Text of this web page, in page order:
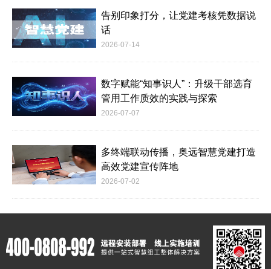
告别印象打分，让党建考核凭数据说
话
2026-07-14
数字赋能“知事识人”：升级干部选育
管用工作质效的实践与探索
2026-07-07
多终端联动传播，奥远智慧党建打造
高效党建宣传阵地
2026-07-02